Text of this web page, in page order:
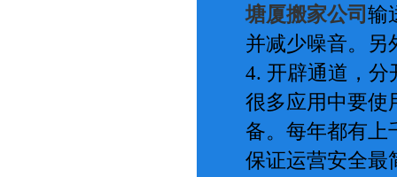
塘厦搬家公司输
并减少噪音。另
4. 开辟通道，
很多应用中要使
备。每年都有上
保证运营安全最